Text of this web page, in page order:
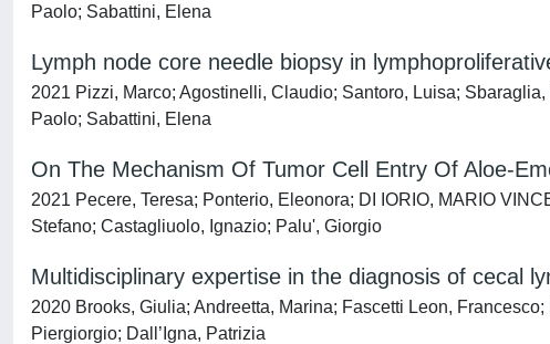
Paolo; Sabattini, Elena
Lymph node core needle biopsy in
2021 Pizzi, Marco; Agostinelli, Claudio; Santoro, Luisa;
Paolo; Sabattini, Elena
On The Mechanism Of Tumor Cell Entry Of Aloe-
2021 Pecere, Teresa; Ponterio, Eleonora; DI IORIO, MARIO
Stefano; Castagliuolo, Ignazio; Palu', Giorgio
Multidisciplinary expertise in the diagnosis of cecal
2020 Brooks, Giulia; Andreetta, Marina; Fascetti Leon,
Piergiorgio; Dall’Igna, Patrizia